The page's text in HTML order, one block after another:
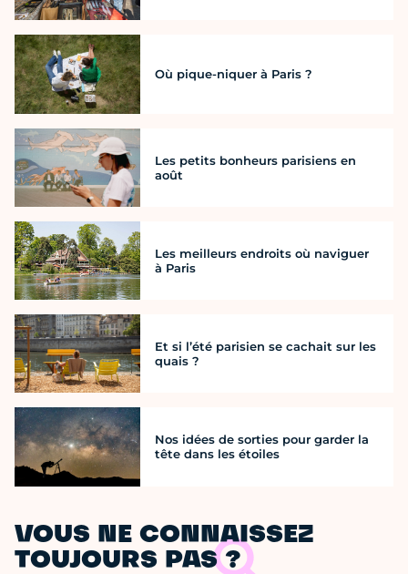
Où pique-niquer à Paris ?
Les petits bonheurs parisiens en
août
Les meilleurs endroits où naviguer
à Paris
Et si l’été parisien se cachait sur les
quais ?
Nos idées de sorties pour garder la
tête dans les étoiles
VOUS NE CONNAISSEZ
TOUJOURS PAS ?